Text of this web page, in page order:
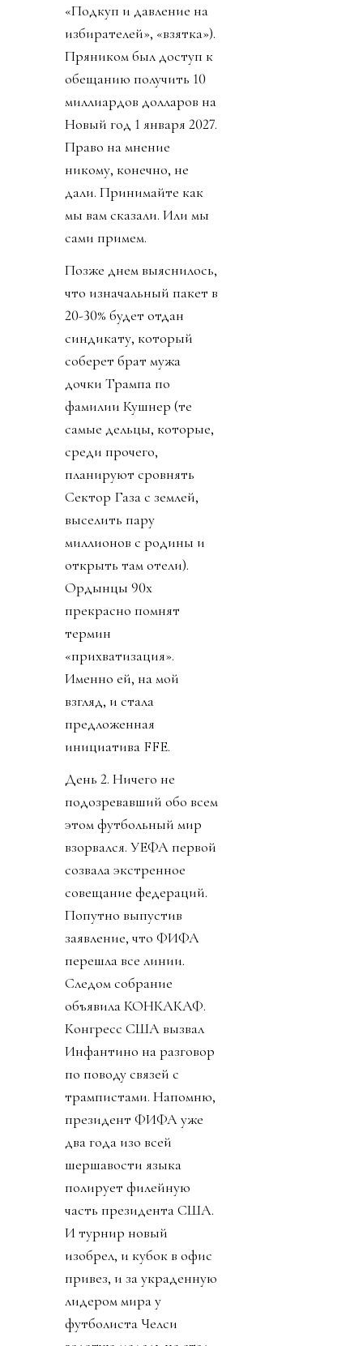
«Подкуп и давление на
избирателей», «взятка»).
Пряником был доступ к
обещанию получить 10
миллиардов долларов на
Новый год 1 января 2027.
Право на мнение
никому, конечно, не
дали. Принимайте как
мы вам сказали. Или мы
сами примем.
Позже днем выяснилось,
что изначальный пакет в
20-30% будет отдан
синдикату, который
соберет брат мужа
дочки Трампа по
фамилии Кушнер (те
самые дельцы, которые,
среди прочего,
планируют сровнять
Сектор Газа с землей,
выселить пару
миллионов с родины и
открыть там отели).
Ордынцы 90х
прекрасно помнят
термин
«прихватизация».
Именно ей, на мой
взгляд, и стала
предложенная
инициатива FFE.
День 2. Ничего не
подозревавший обо всем
этом футбольный мир
взорвался. УЕФА первой
созвала экстренное
совещание федераций.
Попутно выпустив
заявление, что ФИФА
перешла все линии.
Следом собрание
объявила КОНКАКАФ.
Конгресс США вызвал
Инфантино на разговор
по поводу связей с
трампистами. Напомню,
президент ФИФА уже
два года изо всей
шершавости языка
полирует филейную
часть президента США.
И турнир новый
изобрел, и кубок в офис
привез, и за украденную
лидером мира у
футболиста Челси